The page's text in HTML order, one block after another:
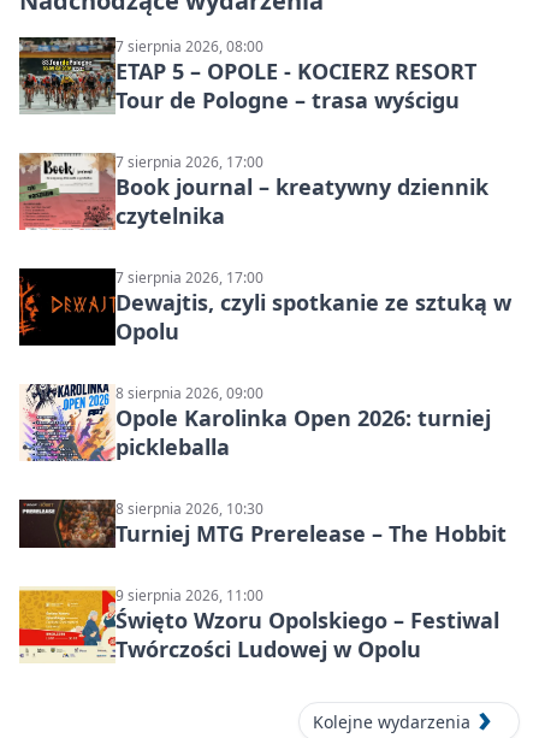
7 sierpnia 2026, 08:00
ETAP 5 – OPOLE - KOCIERZ RESORT
Tour de Pologne – trasa wyścigu
7 sierpnia 2026, 17:00
Book journal – kreatywny dziennik
czytelnika
7 sierpnia 2026, 17:00
Dewajtis, czyli spotkanie ze sztuką w
Opolu
8 sierpnia 2026, 09:00
Opole Karolinka Open 2026: turniej
pickleballa
8 sierpnia 2026, 10:30
Turniej MTG Prerelease – The Hobbit
9 sierpnia 2026, 11:00
Święto Wzoru Opolskiego – Festiwal
Twórczości Ludowej w Opolu
Kolejne wydarzenia